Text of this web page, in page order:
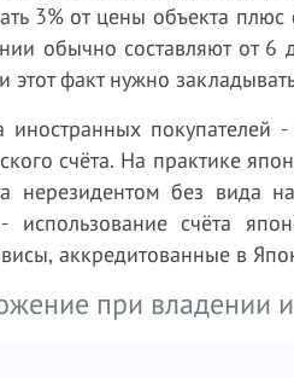
3% от цены объекта
обычно составляют от
этот факт нужно
иностранных покупателей
счёта. На практике
нерезидентом без вида
- использование счёта
аккредитованные в
при владении